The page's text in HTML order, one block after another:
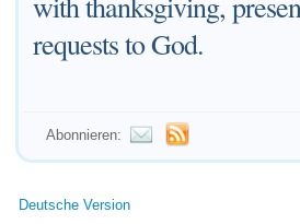
requests to God.
Abonnieren:
Deutsche Version